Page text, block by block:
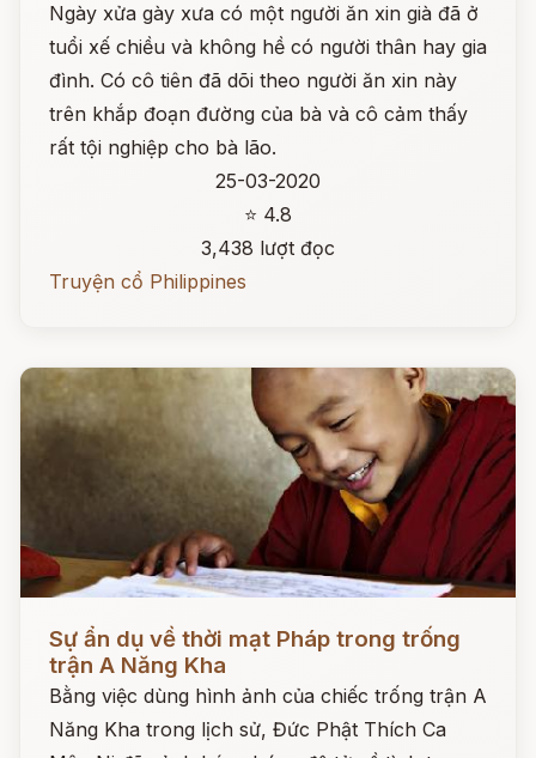
Ngày xửa gày xưa có một người ăn xin già đã ở
tuổi xế chiều và không hề có người thân hay gia
đình. Có cô tiên đã dõi theo người ăn xin này
trên khắp đoạn đường của bà và cô cảm thấy
rất tội nghiệp cho bà lão.
25-03-2020
⭐ 4.8
3,438 lượt đọc
Truyện cổ Philippines
Đọc ngay
Sự ẩn dụ về thời mạt Pháp trong trống
trận A Năng Kha
Bằng việc dùng hình ảnh của chiếc trống trận A
Năng Kha trong lịch sử, Đức Phật Thích Ca